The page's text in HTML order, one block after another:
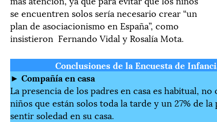
se encuentren solos sería necesario crear “un
plan de asociacionismo en España”, como
insistieron Fernando Vidal y Rosalía Mota.
Conclusiones de la Encuesta de
► Compañía en casa
La presencia de los padres en casa es habitual, no
niños que están solos toda la tarde y un 27% de
sentir soledad en su casa.